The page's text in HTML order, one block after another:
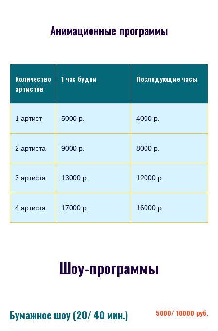
Анимационные программы
Количество
артистов
1 час будни Последующие часы
1 артист 5000 р. 4000 р.
2 артиста 9000 р. 8000 р.
3 артиста 13000 р. 12000 р.
4 артиста 17000 р. 16000 р.
Шоу-программы
Бумажное шоу (20/ 40 мин.) 5000/ 10000 руб.